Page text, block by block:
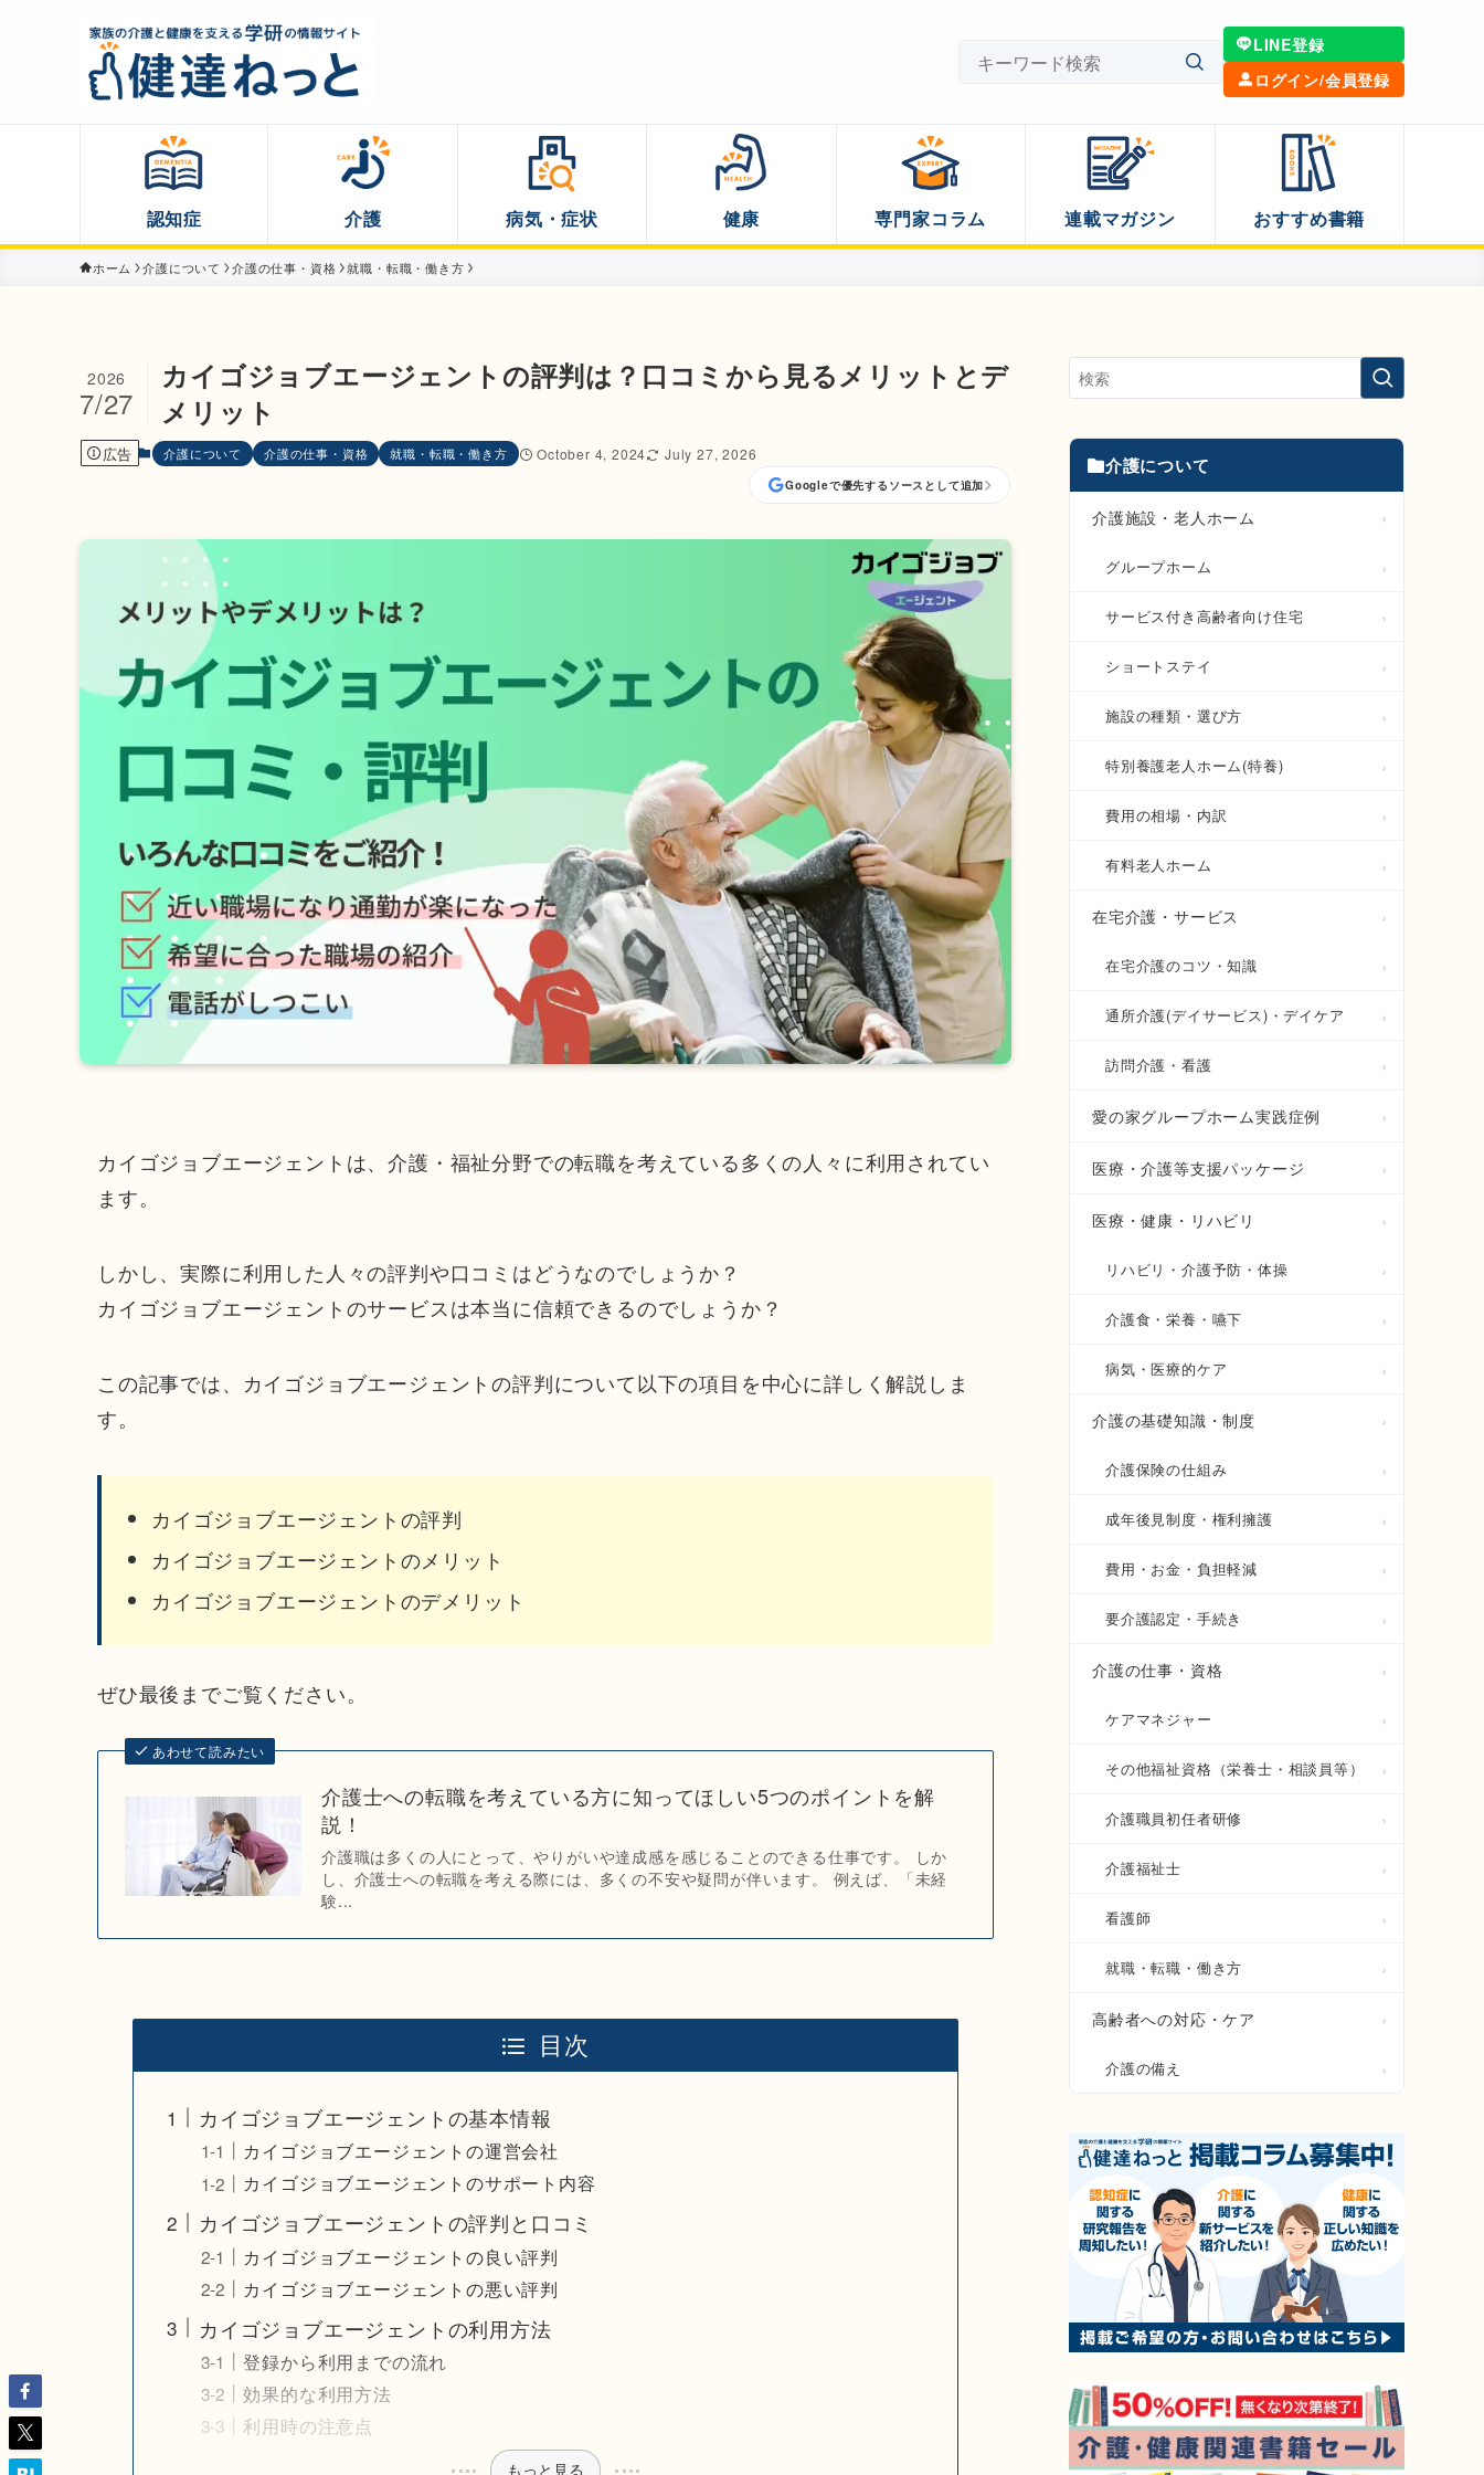
LINE登録
ログイン/会員登録
認知症 介護 病気・症状 健康 専門家コラム 連載マガジン おすすめ書籍
ホーム 介護について 介護の仕事・資格 就職・転職・働き方
カイゴジョブエージェントの評判は？口コミから見るメリットとデ
メリット
2026
7/27
広告 介護について 介護の仕事・資格 就職・転職・働き方 October 4, 2024 July 27, 2026
Googleで優先するソースとして追加
カイゴジョブエージェントは、介護・福祉分野での転職を考えている多くの人々に利用されてい
ます。
しかし、実際に利用した人々の評判や口コミはどうなのでしょうか？
カイゴジョブエージェントのサービスは本当に信頼できるのでしょうか？
この記事では、カイゴジョブエージェントの評判について以下の項目を中心に詳しく解説しま
す。
カイゴジョブエージェントの評判
カイゴジョブエージェントのメリット
カイゴジョブエージェントのデメリット
ぜひ最後までご覧ください。
あわせて読みたい
介護士への転職を考えている方に知ってほしい5つのポイントを解
説！
介護職は多くの人にとって、やりがいや達成感を感じることのできる仕事です。 しか
し、介護士への転職を考える際には、多くの不安や疑問が伴います。 例えば、「未経
験...
目次
カイゴジョブエージェントの基本情報
カイゴジョブエージェントの運営会社
カイゴジョブエージェントのサポート内容
カイゴジョブエージェントの評判と口コミ
カイゴジョブエージェントの良い評判
カイゴジョブエージェントの悪い評判
カイゴジョブエージェントの利用方法
登録から利用までの流れ
効果的な利用方法
利用時の注意点
もっと見る
介護について
介護施設・老人ホーム
グループホーム
サービス付き高齢者向け住宅
ショートステイ
施設の種類・選び方
特別養護老人ホーム(特養)
費用の相場・内訳
有料老人ホーム
在宅介護・サービス
在宅介護のコツ・知識
通所介護(デイサービス)・デイケア
訪問介護・看護
愛の家グループホーム実践症例
医療・介護等支援パッケージ
医療・健康・リハビリ
リハビリ・介護予防・体操
介護食・栄養・嚥下
病気・医療的ケア
介護の基礎知識・制度
介護保険の仕組み
成年後見制度・権利擁護
費用・お金・負担軽減
要介護認定・手続き
介護の仕事・資格
ケアマネジャー
その他福祉資格（栄養士・相談員等）
介護職員初任者研修
介護福祉士
看護師
就職・転職・働き方
高齢者への対応・ケア
介護の備え